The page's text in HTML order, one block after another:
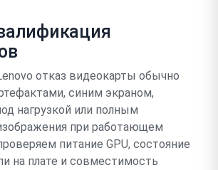
отказ видеокарты обычно
синим экраном,
нагрузкой или полным
при работающем
питание GPU, состояние
на плате и совместимость